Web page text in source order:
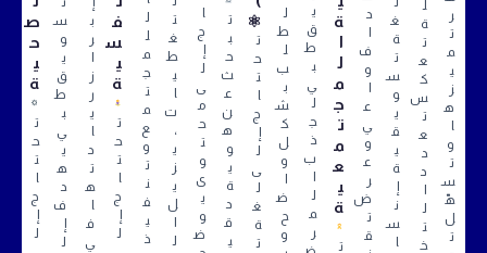
ر
ت
م
ي
ز
ه
ا
و
ت
س
هّ
ل
ت
ل
ة
ت
ع
ك
س
ت
ع
د
د
ا
ل
ت
خ
غ
ة
ت
س
و
ي
ق
ي
ة
إ
ن
س
ا
د
ا
ف
و
ا
ع
ي
و
ع
ر
ض
ت
ق
ة
ا
ل
م
ج
ت
م
ع
ي
ة
ت
ي
ق
ط
ب
ي
ل
ج
ذ
ب
ا
ل
م
ر
ل
ط
ل
ب
ب
ش
ك
ل
و
ا
ض
ح
و
⚛
ت
ح
ت
ا
ج
إ
ل
ى
ل
غ
ة
ت
ت
ب
ح
ث
ع
ن
ه
و
ي
ة
د
ق
ي
ا
ج
إ
ل
ى
م
ح
ت
و
ى
ي
و
ض
ت
غ
ط
ي
ا
ت
،
ي
ز
ي
ل
ا
ل
ل
ل
م
ج
ت
م
ع
و
ت
ن
ف
ي
ذ
ف
س
ي
ة
ت
ح
ت
ا
ج
إ
ل
ب
ر
ا
ز
ر
ي
ا
د
ت
ه
ا
ف
ي
س
و
ي
ق
ط
ب
ي
ي
ه
د
ف
إ
ل
ص
ح
ي
ة
ت
ح
ت
ا
ج
إ
ل